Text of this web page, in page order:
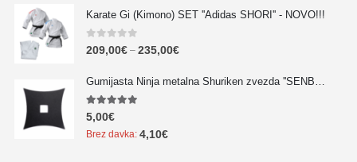
Karate Gi (Kimono) SET ''Adidas SHORI'' - NOVO!!!
0out of 5
209,00€ – 235,00€
Gumijasta Ninja metalna Shuriken zvezda ''SENBAN'' - NOVO!!!
5.00out of 5
5,00€
Brez davka: 4,10€